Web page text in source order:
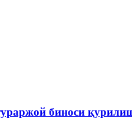
биноси